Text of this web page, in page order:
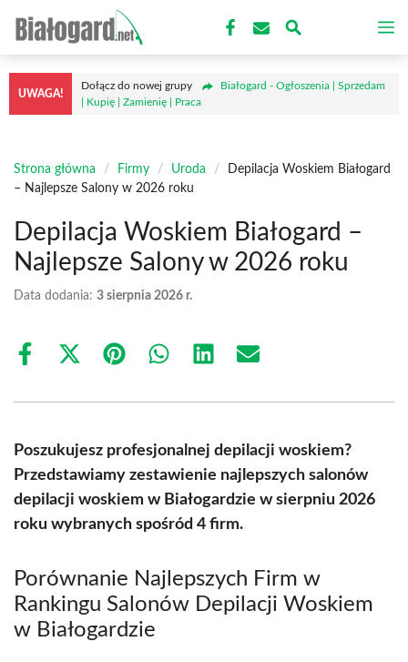
treści
UWAGA!
Dołącz do nowej grupy
Białogard - Ogłoszenia | Sprzedam
| Kupię | Zamienię | Praca
Strona główna / Firmy / Uroda /
Depilacja Woskiem Białogard
– Najlepsze Salony w 2026 roku
Depilacja Woskiem Białogard –
Najlepsze Salony w 2026 roku
Data dodania: 3 sierpnia 2026 r.
Share
Share
(Twitter)
Share Share Share Share
Poszukujesz profesjonalnej depilacji woskiem?
Przedstawiamy zestawienie najlepszych salonów
depilacji woskiem w Białogardzie w sierpniu 2026
roku wybranych spośród 4 firm.
Porównanie Najlepszych Firm w
Rankingu Salonów Depilacji Woskiem
w Białogardzie